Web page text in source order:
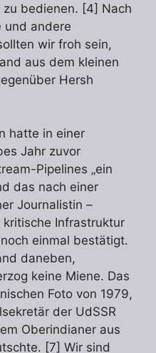
zu bedienen. [4] Nach
und andere
wir froh sein,
aus dem kleinen
Hersh
hatte in einer
Jahr zuvor
Pipelines „ein
das nach einer
Journalistin –
Infrastruktur
einmal bestätigt.
daneben,
keine Miene. Das
Foto von 1979,
der UdSSR
Oberindianer aus
[7] Wir sind